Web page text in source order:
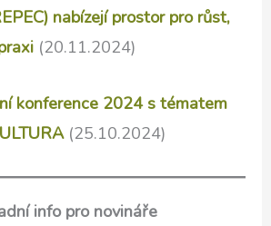
nabízejí prostor pro růst,
(20.11.2024)
konference 2024 s tématem
(25.10.2024)
info pro novináře